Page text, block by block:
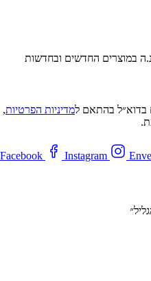
במוצרים החדשים ובחדשות
בדוא״ל בהתאם ל מדיניות הפרטיות,
Facebook Instagram